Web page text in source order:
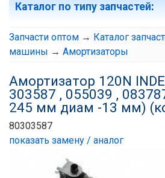
Каталог по типу запчастей:
Запчасти оптом → Каталог
машины → Амортизаторы
Амортизатор 120N
303587 , 055039 ,
245 мм диам -13 мм)
80303587
показать замену / аналог